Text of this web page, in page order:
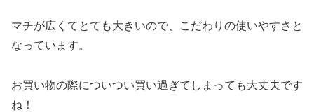
マチが広くてとても大きいので、こだわりの使いやすさと
なっています。
お買い物の際についつい買い過ぎてしまっても大丈夫です
ね！